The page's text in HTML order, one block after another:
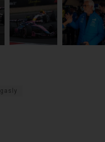
gasly